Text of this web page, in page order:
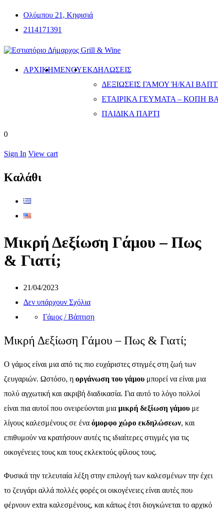
Ολύμπου 21, Κηφισιά
2114171391
ΑΡΧΙΚΗΜΕΝΟΎΕΚΔΗΛΏΣΕΙΣ
ΔΕΞΙΏΣΕΙΣ ΓΆΜΟΥ Ή/ΚΑΙ
ΕΤΑΙΡΙΚΆ ΓΕΎΜΑΤΑ – ΚΟΠΉ
ΠΑΙΔΙΚΆ ΠΆΡΤΙ
0
Sign In View cart
Καλάθι
Μικρή Δεξίωση Γάμου – Πως
& Γιατί;
21/04/2023
Δεν υπάρχουν Σχόλια
Γάμος / Βάπτιση
Μικρή Δεξίωση Γάμου – Πως & Γιατί;
Ο γάμος είναι μια από τις πιο ευχάριστες στιγμές στη ζωή των
ζευγαριών. Ωστόσο, η οργάνωση του γάμου μπορεί να είναι μια
πολύ αγχωτική και ακριβή διαδικασία. Για αυτό το λόγο πολλοί
είναι πια αυτοί που ονειρεύονται μια μικρή δεξίωση γάμου με
λίγους καλεσμένους σε ένα όμορφο χώρο εκδηλώσεων, και
επιθυμούν να κρατήσουν αυτές τις ιδιαίτερες στιγμές για τις
οικογένειες τους και τους εκλεκτούς φίλους τους.
Φυσικά την τελευταία λέξη στην επιλογή των καλεσμένων την έχει
το ζευγάρι αλλά πολλές φορές οι οικογένειες είναι αυτές που
φέρνουν extra καλεσμένους, και κάπως έτσι διογκώνεται το αρχικό